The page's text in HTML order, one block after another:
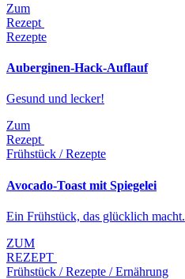
Zum
Rezept
Rezepte
Auberginen-Hack-Auflauf
Gesund und lecker!
Zum
Rezept
Frühstück / Rezepte
Avocado-Toast mit Spiegelei
Ein Frühstück, das glücklich macht.
ZUM
REZEPT
Frühstück / Rezepte / Ernährung